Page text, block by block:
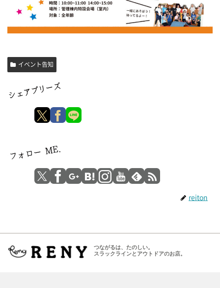
イベント告知
reiton
つながるは、たのしい。
スラックラインとアウトドアのお店。